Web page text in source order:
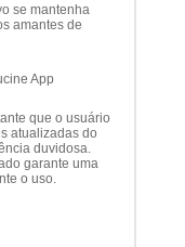
se mantenha
amantes de
App
que o usuário
atualizadas do
duvidosa.
garante uma
o uso.